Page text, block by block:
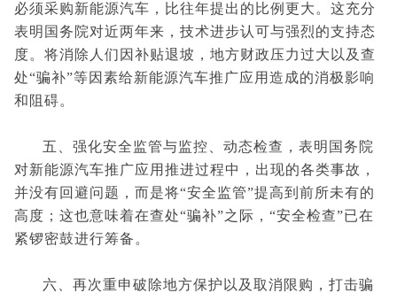
必须采购新能源汽车，比往年提出的比例更大。这充分
表明国务院对近两年来，技术进步认可与强烈的支持态
度。将消除人们因补贴退坡，地方财政压力过大以及查
处“骗补”等因素给新能源汽车推广应用造成的消极影响
和阻碍。
五、强化安全监管与监控、动态检查，表明国务院
对新能源汽车推广应用推进过程中，出现的各类事故，
并没有回避问题，而是将“安全监管”提高到前所未有的
高度；这也意味着在查处“骗补”之际，“安全检查”已在
紧锣密鼓进行筹备。
六、再次重申破除地方保护以及取消限购，打击骗